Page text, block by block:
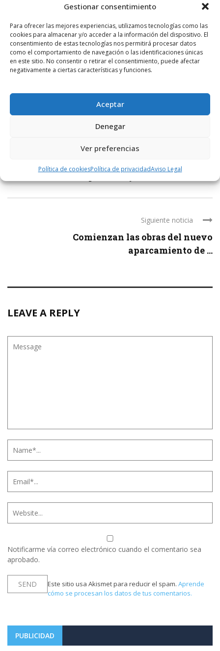
Gestionar consentimiento
Para ofrecer las mejores experiencias, utilizamos tecnologías como las
cookies para almacenar y/o acceder a la información del dispositivo. El
consentimiento de estas tecnologías nos permitirá procesar datos
como el comportamiento de navegación o las identificaciones únicas
en este sitio. No consentir o retirar el consentimiento, puede afectar
negativamente a ciertas características y funciones.
Aceptar
Denegar
Ver preferencias
Política de cookiesPolítica de privacidadAviso Legal
dar en los VIR, y explique de una forma más concisa y clara la
forma de actuar de estos vehículos».
Compartir:
Facebook
Twitter
WhatsApp
Salud vacunará a partir de julio con ...
Siguiente noticia
Comienzan las obras del nuevo
aparcamiento de ...
LEAVE A REPLY
Notificarme vía correo electrónico cuando el comentario sea
aprobado.
Este sitio usa Akismet para reducir el spam. Aprende
cómo se procesan los datos de tus comentarios.
PUBLICIDAD